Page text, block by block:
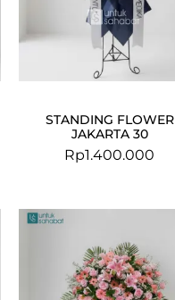
STANDING FLOWER
JAKARTA 30
Rp1.400.000